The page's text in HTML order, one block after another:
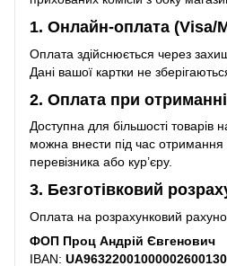
1. Онлайн-оплата (Visa/
Оплата здійснюється через
Дані вашої картки не
2. Оплата при отриманні
Доступна для більшості товарів
можна внести під час отримання
перевізника або кур’єру.
3. Безготівковий
Оплата на розрахунковий
ФОП Проц Андрій Євгенович
IBAN: